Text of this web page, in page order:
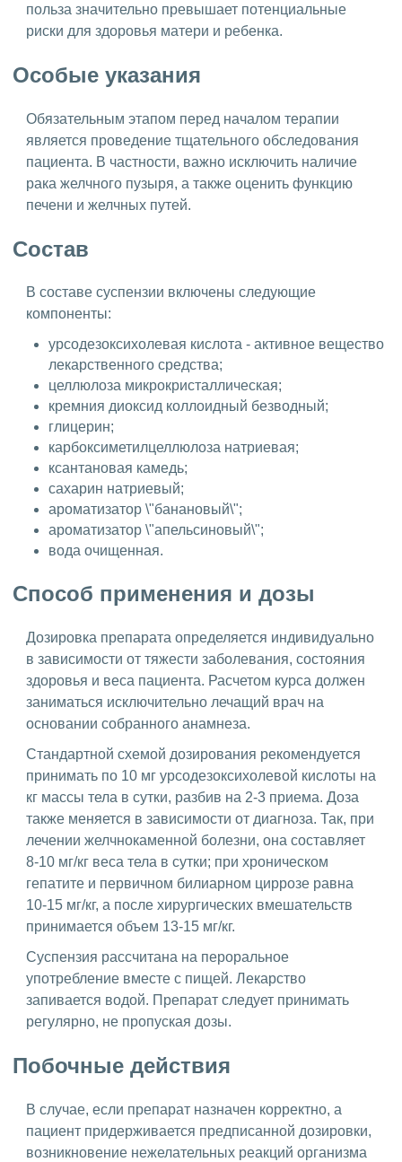
польза значительно превышает потенциальные
риски для здоровья матери и ребенка.
Особые указания
Обязательным этапом перед началом терапии
является проведение тщательного обследования
пациента. В частности, важно исключить наличие
рака желчного пузыря, а также оценить функцию
печени и желчных путей.
Состав
В составе суспензии включены следующие
компоненты:
урсодезоксихолевая кислота - активное вещество
лекарственного средства;
целлюлоза микрокристаллическая;
кремния диоксид коллоидный безводный;
глицерин;
карбоксиметилцеллюлоза натриевая;
ксантановая камедь;
сахарин натриевый;
ароматизатор \"банановый\";
ароматизатор \"апельсиновый\";
вода очищенная.
Способ применения и дозы
Дозировка препарата определяется индивидуально
в зависимости от тяжести заболевания, состояния
здоровья и веса пациента. Расчетом курса должен
заниматься исключительно лечащий врач на
основании собранного анамнеза.
Стандартной схемой дозирования рекомендуется
принимать по 10 мг урсодезоксихолевой кислоты на
кг массы тела в сутки, разбив на 2-3 приема. Доза
также меняется в зависимости от диагноза. Так, при
лечении желчнокаменной болезни, она составляет
8-10 мг/кг веса тела в сутки; при хроническом
гепатите и первичном билиарном циррозе равна
10-15 мг/кг, а после хирургических вмешательств
принимается объем 13-15 мг/кг.
Суспензия рассчитана на пероральное
употребление вместе с пищей. Лекарство
запивается водой. Препарат следует принимать
регулярно, не пропуская дозы.
Побочные действия
В случае, если препарат назначен корректно, а
пациент придерживается предписанной дозировки,
возникновение нежелательных реакций организма